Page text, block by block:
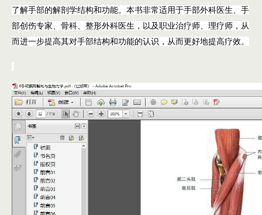
了解手部的解剖学结构和功能。本书非常适用于手部外科医生、手
部创伤专家、骨科、整形外科医生，以及职业治疗师、理疗师，从
而进一步提高其对手部结构和功能的认识，从而更好地提高疗效。